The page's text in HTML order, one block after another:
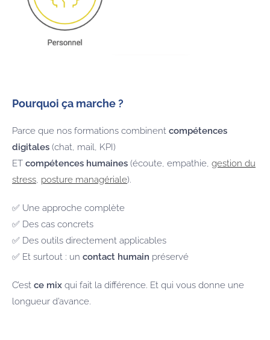
Pourquoi ça marche ?
Parce que nos formations combinent compétences
digitales (chat, mail, KPI)
ET compétences humaines (écoute, empathie, gestion du
stress, posture managériale).
✅ Une approche complète
✅ Des cas concrets
✅ Des outils directement applicables
✅ Et surtout : un contact humain préservé
C’est ce mix qui fait la différence. Et qui vous donne une
longueur d’avance.